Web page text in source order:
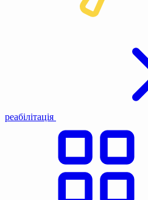
реабілітація